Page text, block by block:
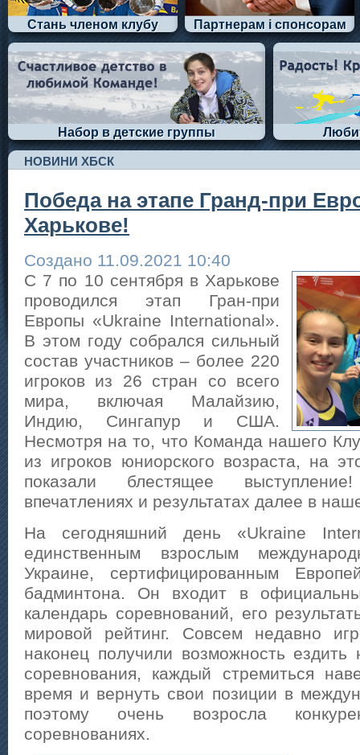
Стань членом клубу Партнерам і спонсорам
Набор в детские группы
НОВИНИ ХБСК
Победа на этапе Гранд-при
Харькове!
Создано 11.09.2021 10:40
C 7 по 10 сентября в Харькове
проводился этап Гран-при
Европы «Ukraine International».
В этом году собрался сильный
состав участников – более 220
игроков из 26 стран со всего
мира, включая Малайзию,
Индию, Сингапур и США.
Несмотря на то, что Команда нашего
из игроков юниорского возраста, на
показали блестящее
впечатлениях и результатах далее в
На сегодняшний день «Ukraine
единственным взрослым
Украине, сертифицированным
бадминтона. Он входит в
календарь соревнований, его
мировой рейтинг. Совсем недавно
наконец получили возможность
соревнования, каждый стремиться
время и вернуть свои позиции в
поэтому очень возросла
соревнованиях.